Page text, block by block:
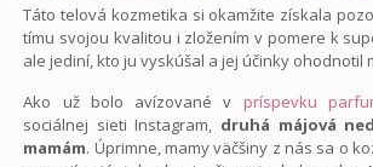
Táto telová kozmetika si okamžite získala
tímu svojou kvalitou i zložením v pomere k
ale jediní, kto ju vyskúšal a jej účinky ohodnotil
Ako už bolo avízované v príspevku
sociálnej sieti Instagram, druhá májová
mamám. Úprimne, mamy väčšiny z nás sa o